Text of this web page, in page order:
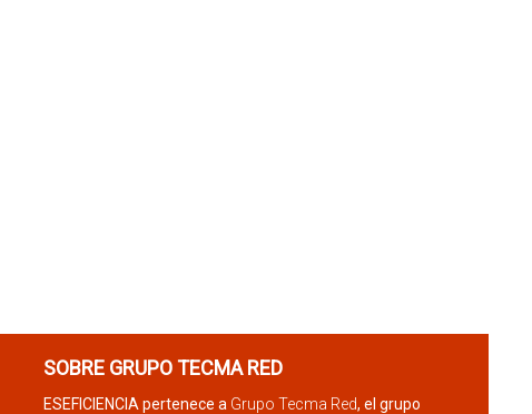
SOBRE GRUPO TECMA RED
ESEFICIENCIA pertenece a Grupo Tecma Red, el grupo